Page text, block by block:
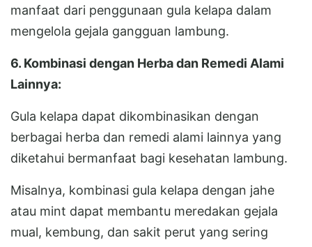
manfaat dari penggunaan gula kelapa dalam
mengelola gejala gangguan lambung.
6. Kombinasi dengan Herba dan Remedi Alami
Lainnya:
Gula kelapa dapat dikombinasikan dengan
berbagai herba dan remedi alami lainnya yang
diketahui bermanfaat bagi kesehatan lambung.
Misalnya, kombinasi gula kelapa dengan jahe
atau mint dapat membantu meredakan gejala
mual, kembung, dan sakit perut yang sering